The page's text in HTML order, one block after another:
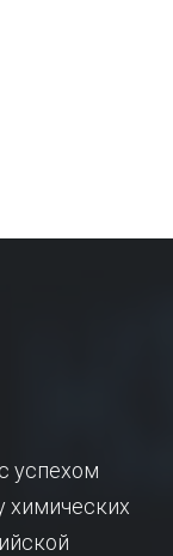
успехом
химических